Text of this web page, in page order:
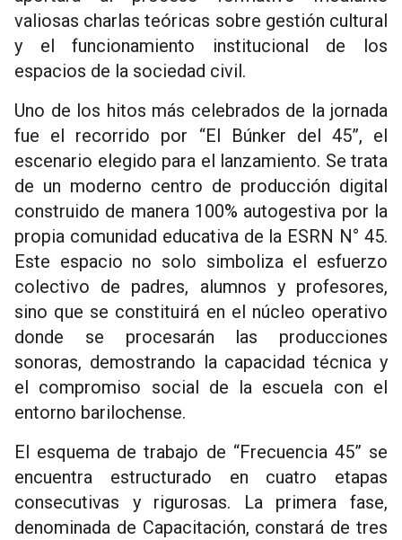
valiosas charlas teóricas sobre gestión cultural
y el funcionamiento institucional de los
espacios de la sociedad civil.
Uno de los hitos más celebrados de la jornada
fue el recorrido por “El Búnker del 45”, el
escenario elegido para el lanzamiento. Se trata
de un moderno centro de producción digital
construido de manera 100% autogestiva por la
propia comunidad educativa de la ESRN N° 45.
Este espacio no solo simboliza el esfuerzo
colectivo de padres, alumnos y profesores,
sino que se constituirá en el núcleo operativo
donde se procesarán las producciones
sonoras, demostrando la capacidad técnica y
el compromiso social de la escuela con el
entorno barilochense.
El esquema de trabajo de “Frecuencia 45” se
encuentra estructurado en cuatro etapas
consecutivas y rigurosas. La primera fase,
denominada de Capacitación, constará de tres